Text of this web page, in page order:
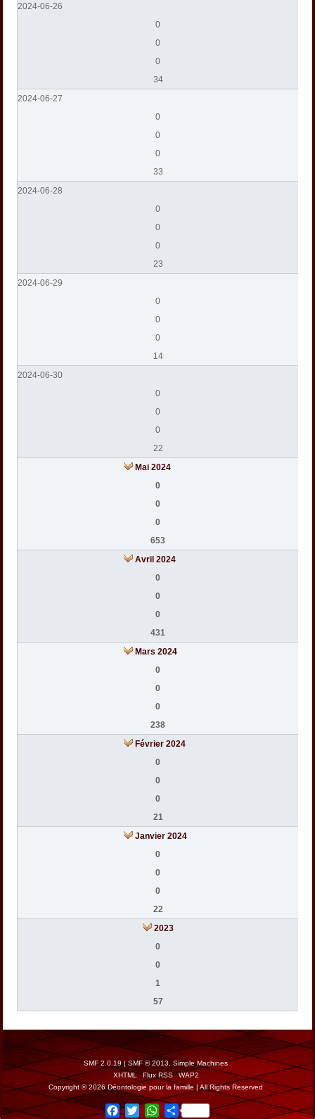
2024-06-26
0
0
0
34
2024-06-27
0
0
0
33
2024-06-28
0
0
0
23
2024-06-29
0
0
0
14
2024-06-30
0
0
0
22
Mai 2024
0
0
0
653
Avril 2024
0
0
0
431
Mars 2024
0
0
0
238
Février 2024
0
0
0
21
Janvier 2024
0
0
0
22
2023
0
0
1
57
SMF 2.0.19|SMF © 2013 Simple Machines
XHTML
Flux RSS
WAP2
Copyright © 2026 Déontologie pour la famille | All Rights Reserved
Facebook
Twitter WhatsApp
Share